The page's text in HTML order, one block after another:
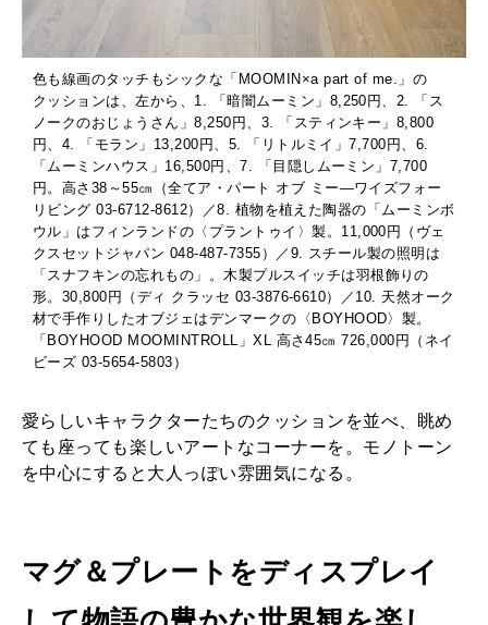
色も線画のタッチもシックな「MOOMIN×a part of me.」の
クッションは、左から、1. 「暗闇ムーミン」8,250円、2. 「ス
ノークのおじょうさん」8,250円、3. 「スティンキー」8,800
円、4. 「モラン」13,200円、5. 「リトルミイ」7,700円、6.
「ムーミンハウス」16,500円、7. 「目隠しムーミン」7,700
円。高さ38～55㎝（全てア・パート オブ ミー―ワイズフォー
リビング 03-6712-8612）／8. 植物を植えた陶器の「ムーミンボ
ウル」はフィンランドの〈プラントゥイ〉製。11,000円（ヴェ
クスセットジャパン 048-487-7355）／9. スチール製の照明は
「スナフキンの忘れもの」。木製プルスイッチは羽根飾りの
形。30,800円（ディ クラッセ 03-3876-6610）／10. 天然オーク
材で手作りしたオブジェはデンマークの〈BOYHOOD〉製。
「BOYHOOD MOOMINTROLL」XL 高さ45㎝ 726,000円（ネイ
ビーズ 03-5654-5803）
愛らしいキャラクターたちのクッションを並べ、眺め
ても座っても楽しいアートなコーナーを。モノトーン
を中心にすると大人っぽい雰囲気になる。
マグ＆プレートをディスプレイ